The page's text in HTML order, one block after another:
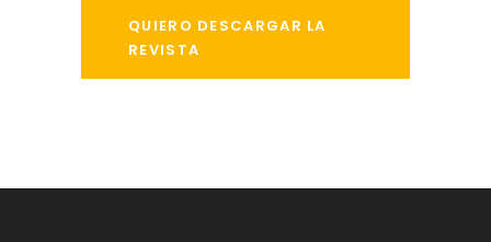
QUIERO DESCARGAR LA
REVISTA